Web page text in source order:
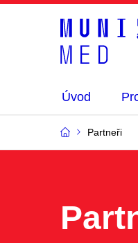
Úvod
Partneři